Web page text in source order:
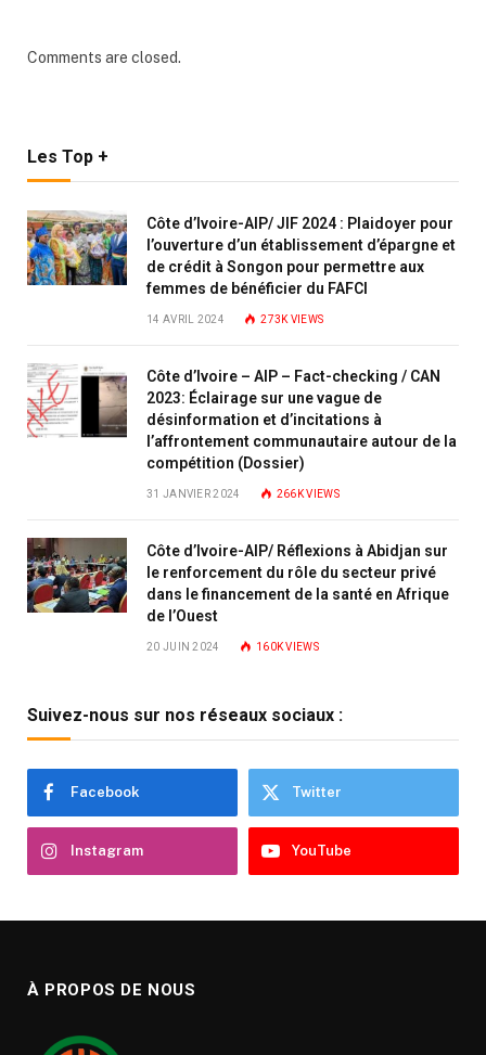
Comments are closed.
Les Top +
Côte d’Ivoire-AIP/ JIF 2024 : Plaidoyer pour
l’ouverture d’un établissement d’épargne et
de crédit à Songon pour permettre aux
femmes de bénéficier du FAFCI
14 AVRIL 2024 273K VIEWS
Côte d’Ivoire – AIP – Fact-checking / CAN
2023: Éclairage sur une vague de
désinformation et d’incitations à
l’affrontement communautaire autour de la
compétition (Dossier)
31 JANVIER 2024 266KVIEWS
Côte d’Ivoire-AIP/ Réflexions à Abidjan sur
le renforcement du rôle du secteur privé
dans le financement de la santé en Afrique
de l’Ouest
20 JUIN 2024 160KVIEWS
Suivez-nous sur nos réseaux sociaux :
Facebook Twitter
Instagram YouTube
À PROPOS DE NOUS